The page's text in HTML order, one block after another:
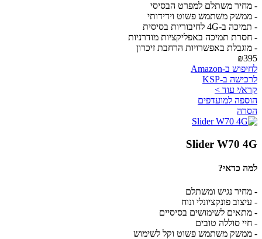
- מחיר משתלם למפרט הבסיסי
- ממשק משתמש פשוט וידידותי
- תמיכה ב-4G לחיבוריות בסיסית
- חסרת תמיכה באפליקציות מודרניות
- מוגבלת באפשרויות הרחבת זיכרון
₪395
לחיפוש ב-Amazon
לרכישה ב-KSP
קרא/י עוד >
הוספה למועדפים
הסרה
Slider W70 4G
למה כדאי?
- מחיר נגיש ומשתלם
- עיצוב פונקציונלי ונוח
- מתאים לשימושים בסיסיים
- חיי סוללה טובים
- ממשק משתמש פשוט וקל לשימוש